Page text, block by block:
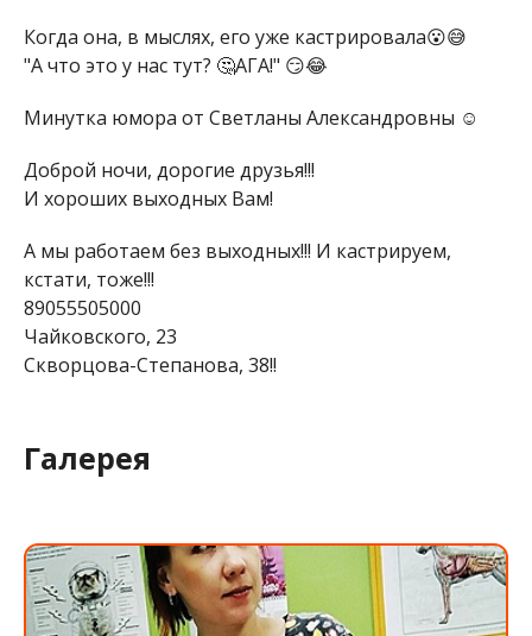
Когда она, в мыслях, его уже кастрировала😮😅
"А что это у нас тут? 🤔АГА!" 😏😂
Минутка юмора от Светланы Александровны ☺️
Доброй ночи, дорогие друзья!!!
И хороших выходных Вам!
А мы работаем без выходных!!! И кастрируем,
кстати, тоже!!!
89055505000
Чайковского, 23
Скворцова-Степанова, 38!!
Галерея